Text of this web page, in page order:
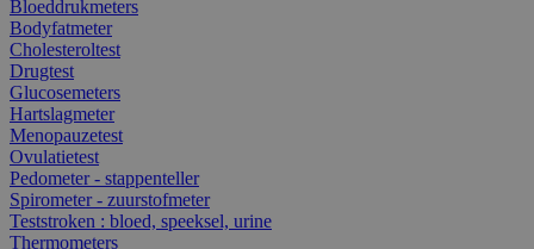
Bloeddrukmeters
Bodyfatmeter
Cholesteroltest
Drugtest
Glucosemeters
Hartslagmeter
Menopauzetest
Ovulatietest
Pedometer - stappenteller
Spirometer - zuurstofmeter
Teststroken : bloed, speeksel, urine
Thermometers